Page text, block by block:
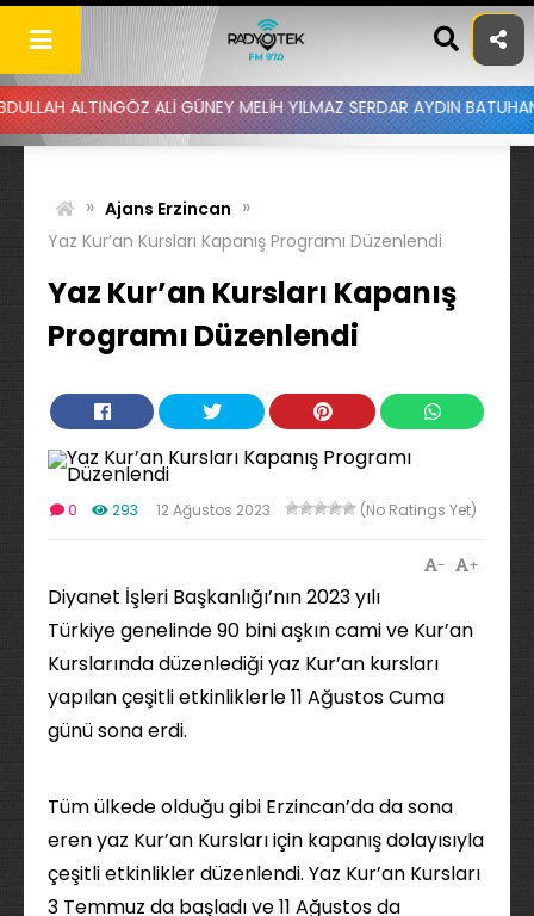
Skip
content
ALİ GÜNEY MELİH YILMAZ SERDAR AYDIN BATUHAN ALTINTAŞ
» Ajans Erzincan »
Yaz Kur’an Kursları Kapanış Programı Düzenlendi
Yaz Kur’an Kursları Kapanış
Programı Düzenlendi
0 293 12 Ağustos 2023 (No Ratings Yet)
+
-
Diyanet İşleri Başkanlığı’nın 2023 yılı
Türkiye genelinde 90 bini aşkın cami ve Kur’an
Kurslarında düzenlediği yaz Kur’an kursları
yapılan çeşitli etkinliklerle 11 Ağustos Cuma
günü sona erdi.
Tüm ülkede olduğu gibi Erzincan’da da sona
eren yaz Kur’an Kursları için kapanış dolayısıyla
çeşitli etkinlikler düzenlendi. Yaz Kur’an Kursları
3 Temmuz da başladı ve 11 Ağustos da